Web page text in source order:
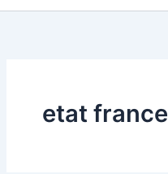
etat france